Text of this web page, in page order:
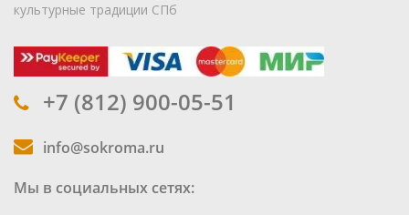
культурные традиции СПб
+7 (812) 900-05-51
info@sokroma.ru
Мы в социальных сетях: